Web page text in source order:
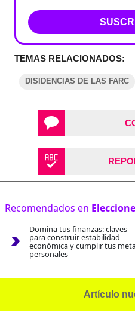
TEMAS RELACIONADOS:
DISIDENCIAS DE LAS FARC
Recomendados en
Domina tus finanzas: claves
para construir estabilidad
económica y cumplir tus
personales
Artículo